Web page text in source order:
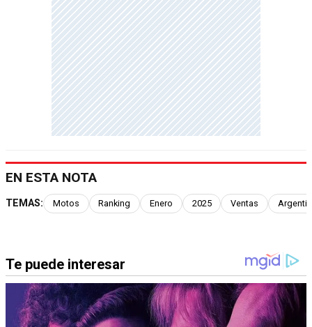
EN ESTA NOTA
TEMAS: Motos Ranking Enero 2025 Ventas